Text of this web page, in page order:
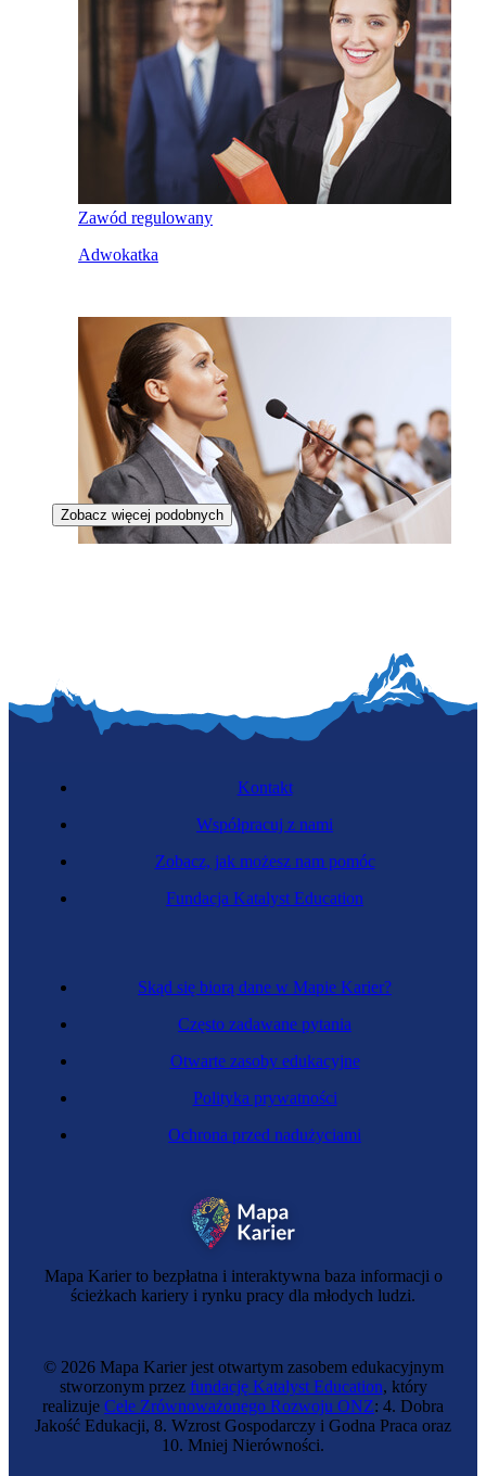
Zawód regulowany
Adwokatka
Zobacz więcej podobnych
Mapa Karier to bezpłatna i interaktywna baza informacji o
ścieżkach kariery i rynku pracy dla młodych ludzi.
Skąd się biorą dane w Mapie Karier?
Często zadawane pytania
Otwarte zasoby edukacyjne
Polityka prywatności
Ochrona przed nadużyciami
Kontakt
Współpracuj z nami
Zobacz, jak możesz nam pomóc
Fundacja Katalyst Education
© 2026 Mapa Karier jest otwartym zasobem edukacyjnym
stworzonym przez fundację Katalyst Education, który
realizuje Cele Zrównoważonego Rozwoju ONZ: 4. Dobra
Jakość Edukacji, 8. Wzrost Gospodarczy i Godna Praca oraz
10. Mniej Nierówności.